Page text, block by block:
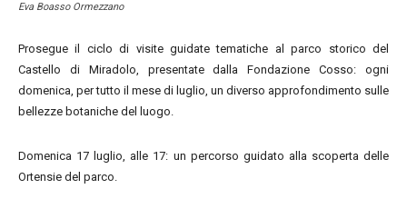
Eva Boasso Ormezzano
Prosegue il ciclo di visite guidate tematiche al parco storico del
Castello di Miradolo, presentate dalla Fondazione Cosso: ogni
domenica, per tutto il mese di luglio, un diverso approfondimento sulle
bellezze botaniche del luogo.
Domenica 17 luglio, alle 17: un percorso guidato alla scoperta delle
Ortensie del parco.